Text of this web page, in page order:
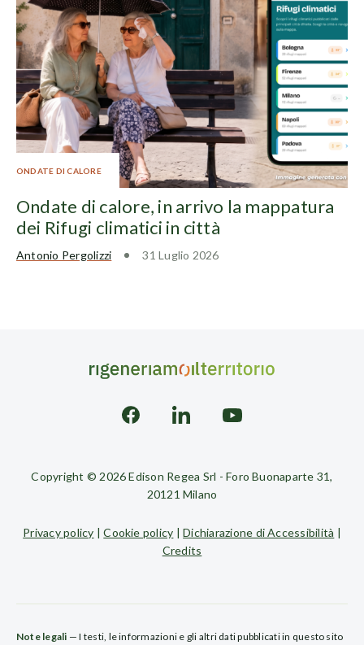
ONDATE DI CALORE
Ondate di calore, in arrivo la mappatura
dei Rifugi climatici in città
Antonio Pergolizzi 31 Luglio 2026
Copyright © 2026 Edison Regea Srl - Foro Buonaparte 31,
20121 Milano
Privacy policy |Cookie policy |Dichiarazione di Accessibilità |
Credits
Note legali — I testi, le informazioni e gli altri dati pubblicati in questo sito